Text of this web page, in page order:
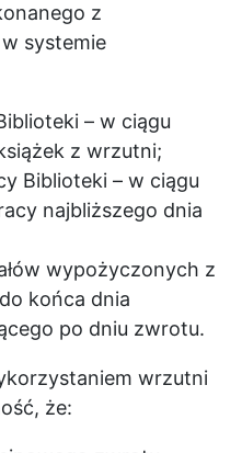
z
systemie
– w ciągu
z wrzutni;
Biblioteki – w ciągu
najbliższego dnia
wypożyczonych z
końca dnia
po dniu zwrotu.
wrzutni
że: